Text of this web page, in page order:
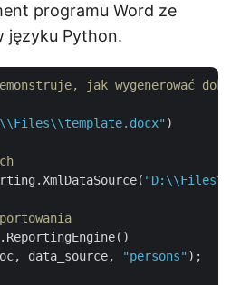
programu Word ze
języku Python.
jak wygenerować
)
data_source,
"persons" );